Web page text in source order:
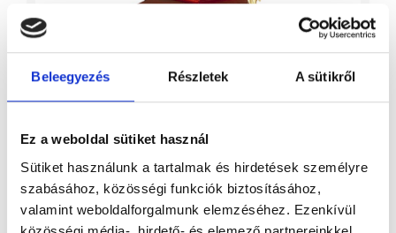
Beleegyezés Részletek A sütikről
Ez a weboldal sütiket használ
Sütiket használunk a tartalmak és hirdetések személyre
szabásához, közösségi funkciók biztosításához,
valamint weboldalforgalmunk elemzéséhez. Ezenkívül